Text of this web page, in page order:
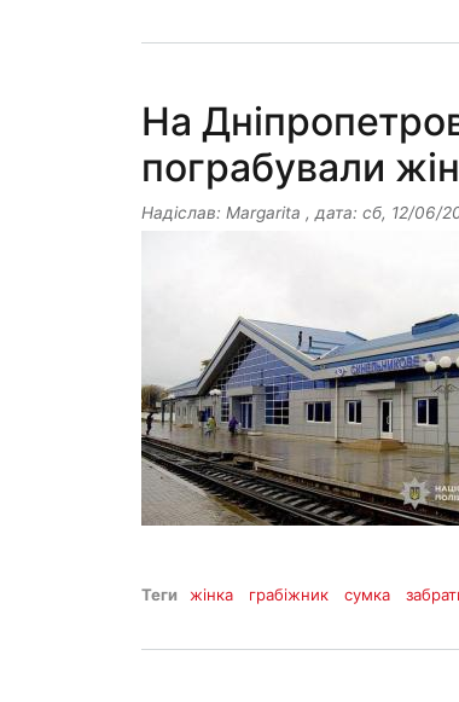
На
пограбували
Надіслав: Margarita , дата: сб, 12/06/
Теги жінка грабіжник сумка